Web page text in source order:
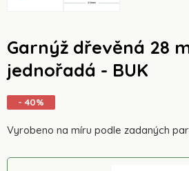
Garnýž dřevěná 28
jednořadá - BUK
- 40%
Vyrobeno na míru podle zadaných